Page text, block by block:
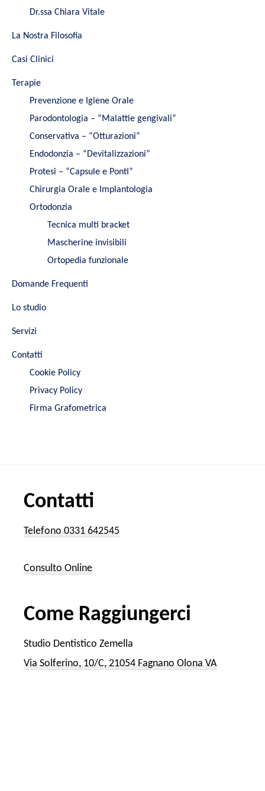
Dr.ssa Chiara Vitale
La Nostra Filosofia
Casi Clinici
Terapie
Prevenzione e Igiene Orale
Parodontologia – “Malattie gengivali”
Conservativa – “Otturazioni”
Endodonzia – “Devitalizzazioni”
Protesi – “Capsule e Ponti”
Chirurgia Orale e Implantologia
Ortodonzia
Tecnica multi bracket
Mascherine invisibili
Ortopedia funzionale
Domande Frequenti
Lo studio
Servizi
Contatti
Cookie Policy
Privacy Policy
Firma Grafometrica
Contatti
Telefono 0331 642545
Consulto Online
Come Raggiungerci
Studio Dentistico Zemella
Via Solferino, 10/C, 21054 Fagnano Olona VA